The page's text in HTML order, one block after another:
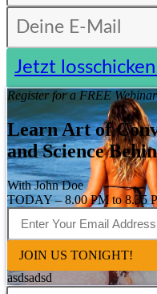
Jetzt
Register for a FREE
Learn Art of
and Science
With John Doe
TODAY – 8.00 PM to 8.35
JOIN US TONIGHT!
asdsadsd